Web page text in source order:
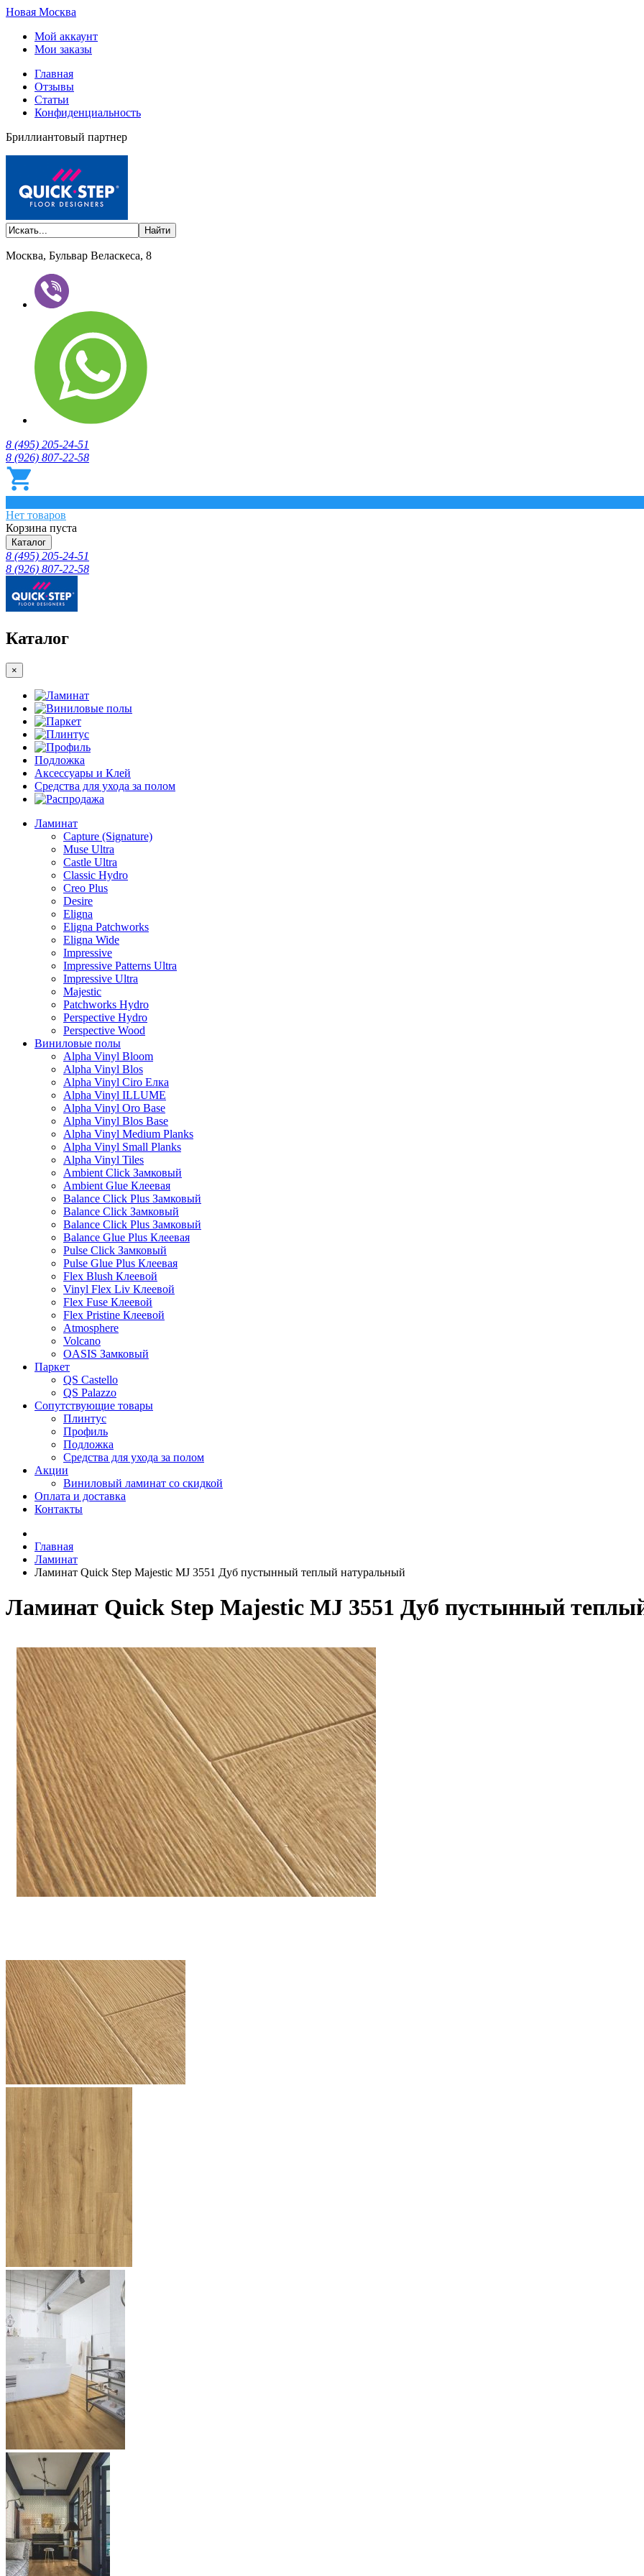
Новая Москва
Мой аккаунт
Мои заказы
Главная
Отзывы
Статьи
Конфиденциальность
Бриллиантовый партнер
Москва, Бульвар Веласкеса, 8
8 (495) 205-24-51
8 (926) 807-22-58
Нет товаров
Корзина пуста
Каталог
8 (495) 205-24-51
8 (926) 807-22-58
Каталог
×
Ламинат
Виниловые полы
Паркет
Плинтус
Профиль
Подложка
Аксессуары и Клей
Средства для ухода за полом
Распродажа
Ламинат
Capture (Signature)
Muse Ultra
Castle Ultra
Classic Hydro
Creo Plus
Desire
Eligna
Eligna Patchworks
Eligna Wide
Impressive
Impressive Patterns Ultra
Impressive Ultra
Majestic
Patchworks Hydro
Perspective Hydro
Perspective Wood
Виниловые полы
Alpha Vinyl Bloom
Alpha Vinyl Blos
Alpha Vinyl Ciro Елка
Alpha Vinyl ILLUME
Alpha Vinyl Oro Base
Alpha Vinyl Blos Base
Alpha Vinyl Medium Planks
Alpha Vinyl Small Planks
Alpha Vinyl Tiles
Ambient Click Замковый
Ambient Glue Клеевая
Balance Click Plus Замковый
Balance Click Замковый
Balance Click Plus Замковый
Balance Glue Plus Клеевая
Pulse Click Замковый
Pulse Glue Plus Клеевая
Flex Blush Клеевой
Vinyl Flex Liv Клеевой
Flex Fuse Клеевой
Flex Pristine Клеевой
Atmosphere
Volcano
OASIS Замковый
Паркет
QS Castello
QS Palazzo
Сопутствующие товары
Плинтус
Профиль
Подложка
Средства для ухода за полом
Акции
Виниловый ламинат со скидкой
Оплата и доставка
Контакты
Главная
Ламинат
Ламинат Quick Step Majestic MJ 3551 Дуб пустынный теплый натуральный
Ламинат Quick Step Majestic MJ 3551 Дуб пустынный